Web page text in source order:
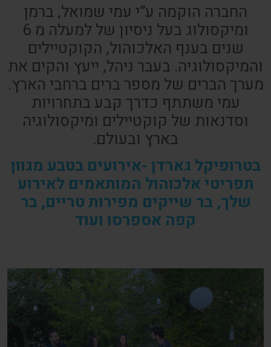
החברה הוקמה ע”י עמי שמואל, ברמן
ומיקסולוג בעל ניסיון של למעלה מ 6
שנים בענף האלכוהול, הקוקטיילים
והמיקסולוגיה. בעבר ניהל, ייעץ והקים את
מערך הברים של מספר ברים ברחבי הארץ.
עמי משתתף כדרך קבע בתחרויות
וסדנאות של קוקטיילים ומיקסולוגיה
בארץ ובעולם.
בטרופיקל גארדן -אירועים בטבע מגוון
תפריטי אלכוהול המותאמים לאירוע
שלך, בר שייקים מפירות טריים, בר
קפה אספרסו ועוד